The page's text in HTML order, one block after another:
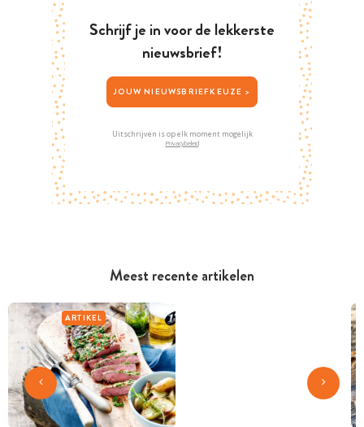
Meest recente artikelen
ARTIKEL
Schrijf je in voor de lekkerste
nieuwsbrief!
JOUW NIEUWSBRIEFKEUZE >
Uitschrijven is op elk moment mogelijk
Privacybeleid